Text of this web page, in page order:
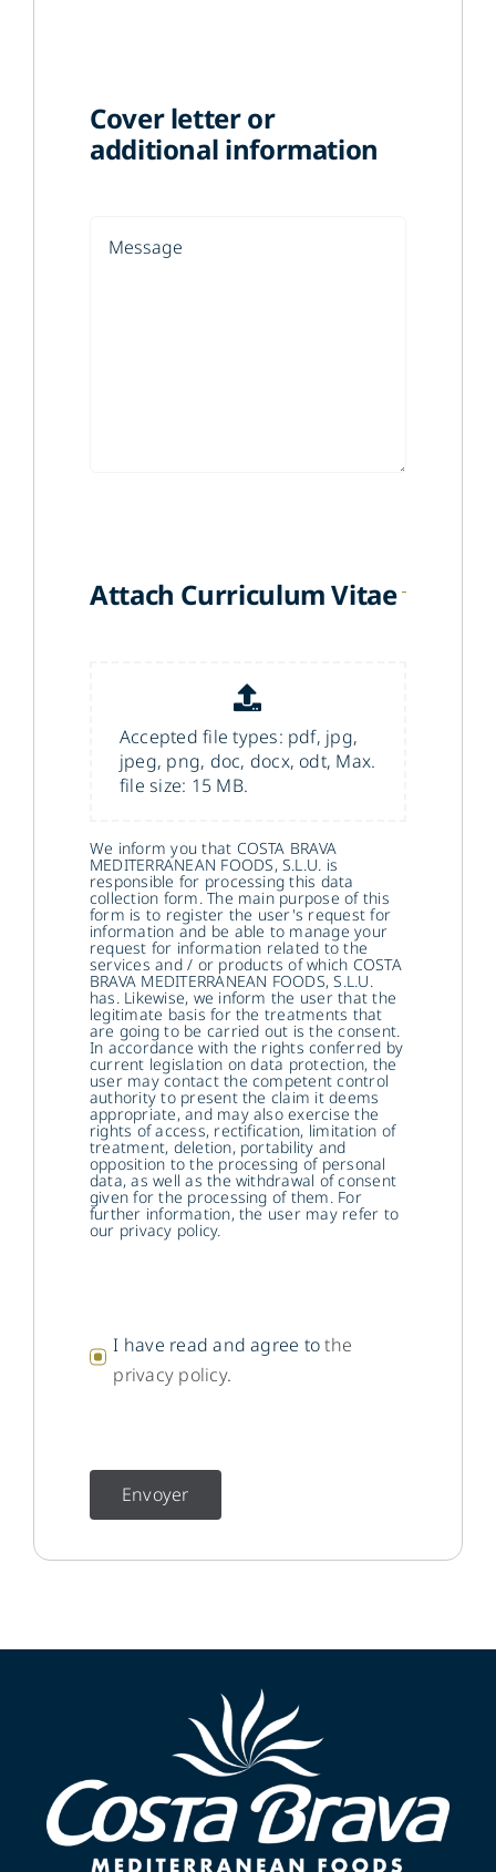
Cover letter or
additional information
Attach Curriculum Vitae
Accepted file types: pdf, jpg,
jpeg, png, doc, docx, odt, Max.
file size: 15 MB.
We inform you that COSTA BRAVA
MEDITERRANEAN FOODS, S.L.U. is
responsible for processing this data
collection form. The main purpose of this
form is to register the user's request for
information and be able to manage your
request for information related to the
services and / or products of which COSTA
BRAVA MEDITERRANEAN FOODS, S.L.U.
has. Likewise, we inform the user that the
legitimate basis for the treatments that
are going to be carried out is the consent.
In accordance with the rights conferred by
current legislation on data protection, the
user may contact the competent control
authority to present the claim it deems
appropriate, and may also exercise the
rights of access, rectification, limitation of
treatment, deletion, portability and
opposition to the processing of personal
data, as well as the withdrawal of consent
given for the processing of them. For
further information, the user may refer to
our privacy policy.
I have read and agree tothe
privacy policy.
Envoyer